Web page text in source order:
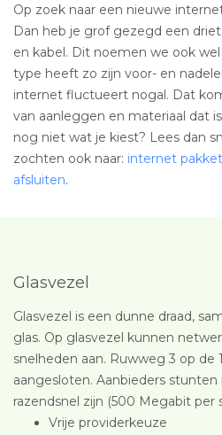
Op zoek naar een nieuwe
Dan heb je grof gezegd een
en kabel. Dit noemen we ook
type heeft zo zijn voor- en
internet fluctueert nogal. Dat
van aanleggen en materiaal dat
nog niet wat je kiest? Lees dan
zochten ook naar: internet
afsluiten.
Glasvezel
Glasvezel is een dunne draad,
glas. Op glasvezel kunnen
snelheden aan. Ruwweg 3 op de
aangesloten. Aanbieders
razendsnel zijn (500 Megabit per
Vrije providerkeuze